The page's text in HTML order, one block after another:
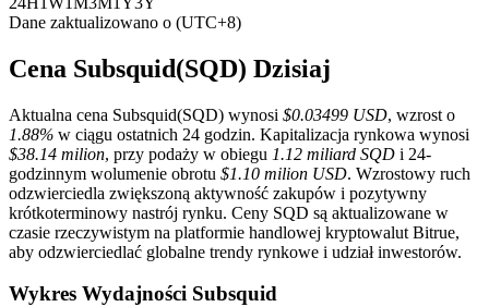
Kontrakty terminowe na USDT
Dane zaktualizowano o (UTC+8)
Cena Subsquid(SQD) Dzisiaj
Aktualna cena Subsquid(SQD) wynosi $0.03499 USD, wzrost o
1.88% w ciągu ostatnich 24 godzin. Kapitalizacja rynkowa wynosi
$38.14 milion, przy podaży w obiegu 1.12 miliard SQD i 24-
godzinnym wolumenie obrotu $1.10 milion USD. Wzrostowy ruch
odzwierciedla zwiększoną aktywność zakupów i pozytywny
krótkoterminowy nastrój rynku. Ceny SQD są aktualizowane w
czasie rzeczywistym na platformie handlowej kryptowalut Bitrue,
aby odzwierciedlać globalne trendy rynkowe i udział inwestorów.
Wykres Wydajności Subsquid